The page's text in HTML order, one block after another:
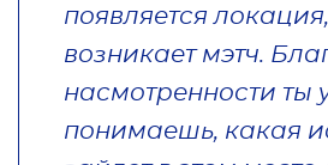
появляется локация,
возникает мэтч.
насмотренности ты
понимаешь, какая